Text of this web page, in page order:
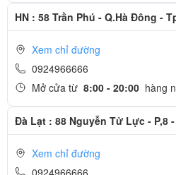
nhất
HN : 58 Trần Phú - Q.Hà Đông -
Xem chỉ đường
0924966666
Mở cửa từ 8:00 - 20:00 hàng
Đà Lạt : 88 Nguyễn Tử Lực - P,8
Xem chỉ đường